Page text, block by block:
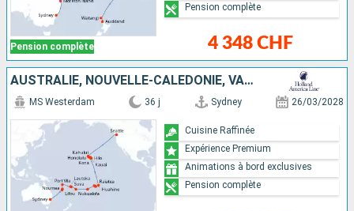
Pension complète 4 348 CHF
Pension complète
AUSTRALIE, NOUVELLE-CALÉDONIE, VANUATU, FIDJI (ÎLES), TONGA, ÎLES COOK, FRANCE, ÉTATS-UNIS
MS Westerdam 36 j Sydney 26/03/2028
Cuisine Raffinée
Expérience Premium
Animations à bord exclusives
Pension complète